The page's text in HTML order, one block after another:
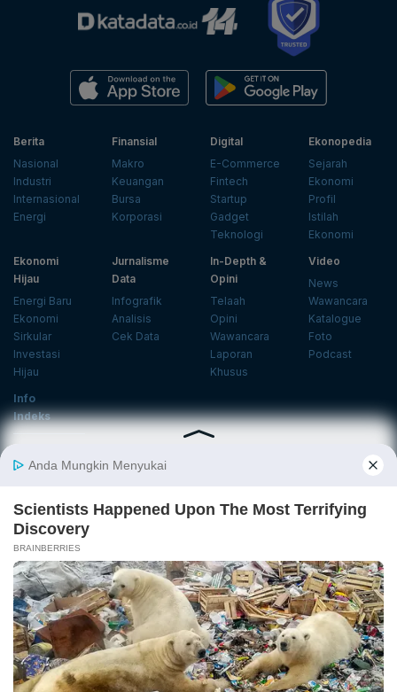
Berita
Nasional
Industri
Internasional
Energi
Finansial
Makro
Keuangan
Bursa
Korporasi
Digital
E-Commerce
Fintech
Startup
Gadget
Teknologi
Ekonopedia
Sejarah
Ekonomi
Profil
Istilah
Ekonomi
Ekonomi
Hijau
Energi Baru
Ekonomi
Sirkular
Investasi
Hijau
Jurnalisme
Data
Infografik
Analisis
Cek Data
In-Depth &
Opini
Telaah
Opini
Wawancara
Laporan
Khusus
Video
News
Wawancara
Katalogue
Foto
Podcast
Info
Indeks
Center
Event
KatadataOto
Langganan Newsletter
Email
Daftar
Ikuti Kami